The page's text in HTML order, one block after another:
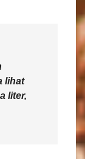
lihat
liter,